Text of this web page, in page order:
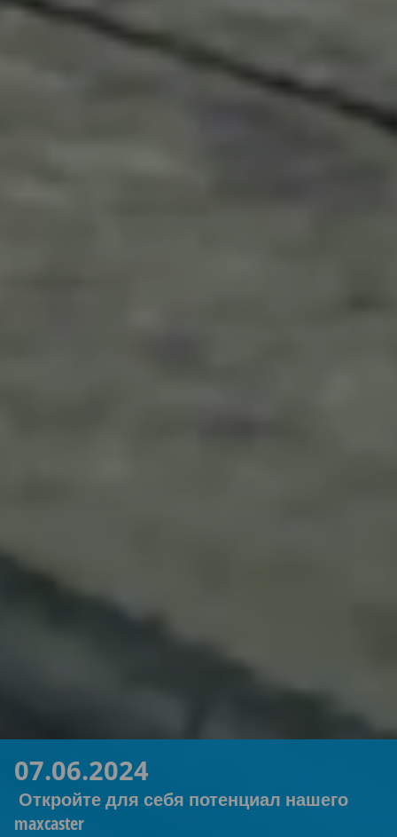
07.06.2024
​ Откройте для себя потенциал нашего
maxcaster